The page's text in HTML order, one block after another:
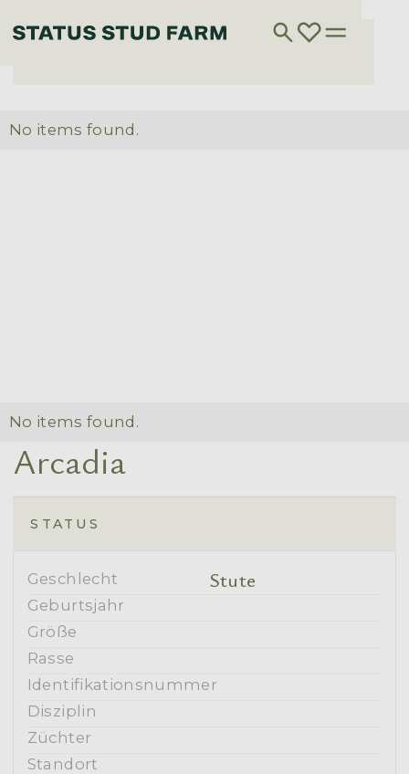
No items found.
No items found.
Arcadia
STATUS
Geschlecht Stute
Geburtsjahr
Größe
Rasse
Identifikationsnummer
Disziplin
Züchter
Standort